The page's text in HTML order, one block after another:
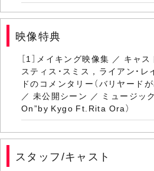
映像特典
［1］メイキング映像集 ／ キャ
スティス・スミス，ライアン・レ
ドのコメンタリー（バリヤードが
／ 未公開シーン ／ ミュージッ
On”by Kygo Ft.Rita Ora）
スタッフ/キャスト